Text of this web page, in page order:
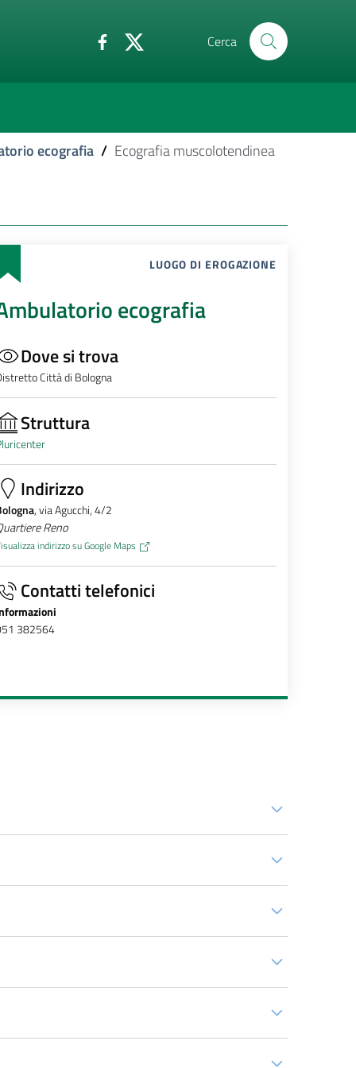
Cerca
ecografia / Ecografia muscolotendinea
LUOGO DI EROGAZIONE
ecografia
Dove si trova
Città di Bologna
Struttura
Indirizzo
, via Agucchi, 4/2
Reno
indirizzo su Google Maps
Contatti telefonici
382564